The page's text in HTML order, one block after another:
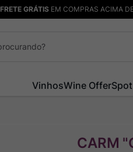
FRETE GRÁTISEM COMPRAS ACIMA
VinhosWine Offer
CARM